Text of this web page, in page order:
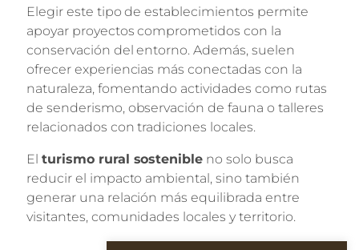
Elegir este tipo de establecimientos permite
apoyar proyectos comprometidos con la
conservación del entorno. Además, suelen
ofrecer experiencias más conectadas con la
naturaleza, fomentando actividades como rutas
de senderismo, observación de fauna o talleres
relacionados con tradiciones locales.
El turismo rural sostenible no solo busca
reducir el impacto ambiental, sino también
generar una relación más equilibrada entre
visitantes, comunidades locales y territorio.